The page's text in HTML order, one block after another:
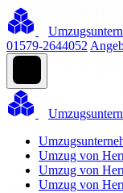
01579-2644052
Umzug von
Umzug von
Umzug von